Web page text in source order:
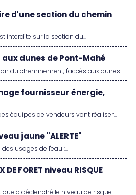
d'une section du chemin
interdite sur la section du...
aux dunes de Pont-Mahé
du cheminement, l'accès aux dunes...
fournisseur énergie,
équipes de vendeurs vont réaliser...
jaune "ALERTE"
usages de l'eau :...
DE FORET niveau RISQUE